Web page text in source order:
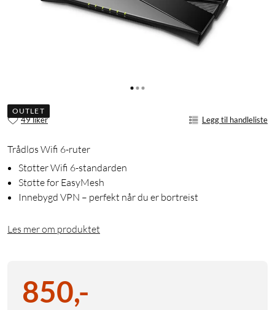
OUTLET
49 liker Legg til handleliste
Trådløs Wifi 6-ruter
Støtter Wifi 6-standarden
Støtte for EasyMesh
Innebygd VPN – perfekt når du er bortreist
Les mer om produktet
850,-